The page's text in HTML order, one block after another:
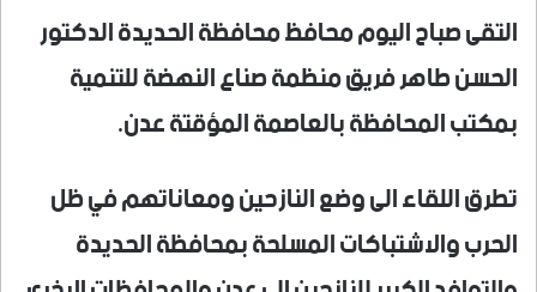
التقى صباح اليوم محافظ محافظة الحديدة الدكتور
الحسن طاهر فريق منظمة صناع النهضة للتنمية
بمكتب المحافظة بالعاصمة المؤقتة عدن.
تطرق اللقاء الى وضع النازحين ومعاناتهم في ظل
الحرب والاشتباكات المسلحة بمحافظة الحديدة